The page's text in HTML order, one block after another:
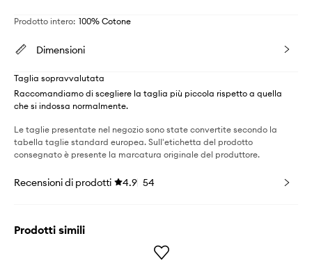
Prodotto intero: 100% Cotone
Dimensioni
Taglia sopravvalutata
Raccomandiamo di scegliere la taglia più piccola rispetto a quella
che si indossa normalmente.
Le taglie presentate nel negozio sono state convertite secondo la
tabella taglie standard europea. Sull'etichetta del prodotto
consegnato è presente la marcatura originale del produttore.
Recensioni di prodotti 4.9 54
Prodotti simili